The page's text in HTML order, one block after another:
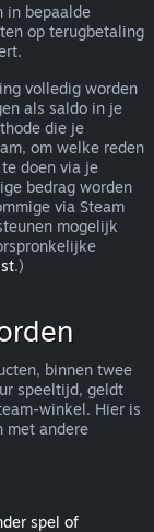
in bepaalde
op terugbetaling
volledig worden
als saldo in je
die je
om welke reden
doen via je
bedrag worden
via Steam
mogelijk
.)
binnen twee
speeltijd, geldt
winkel. Hier is
met andere
spel of